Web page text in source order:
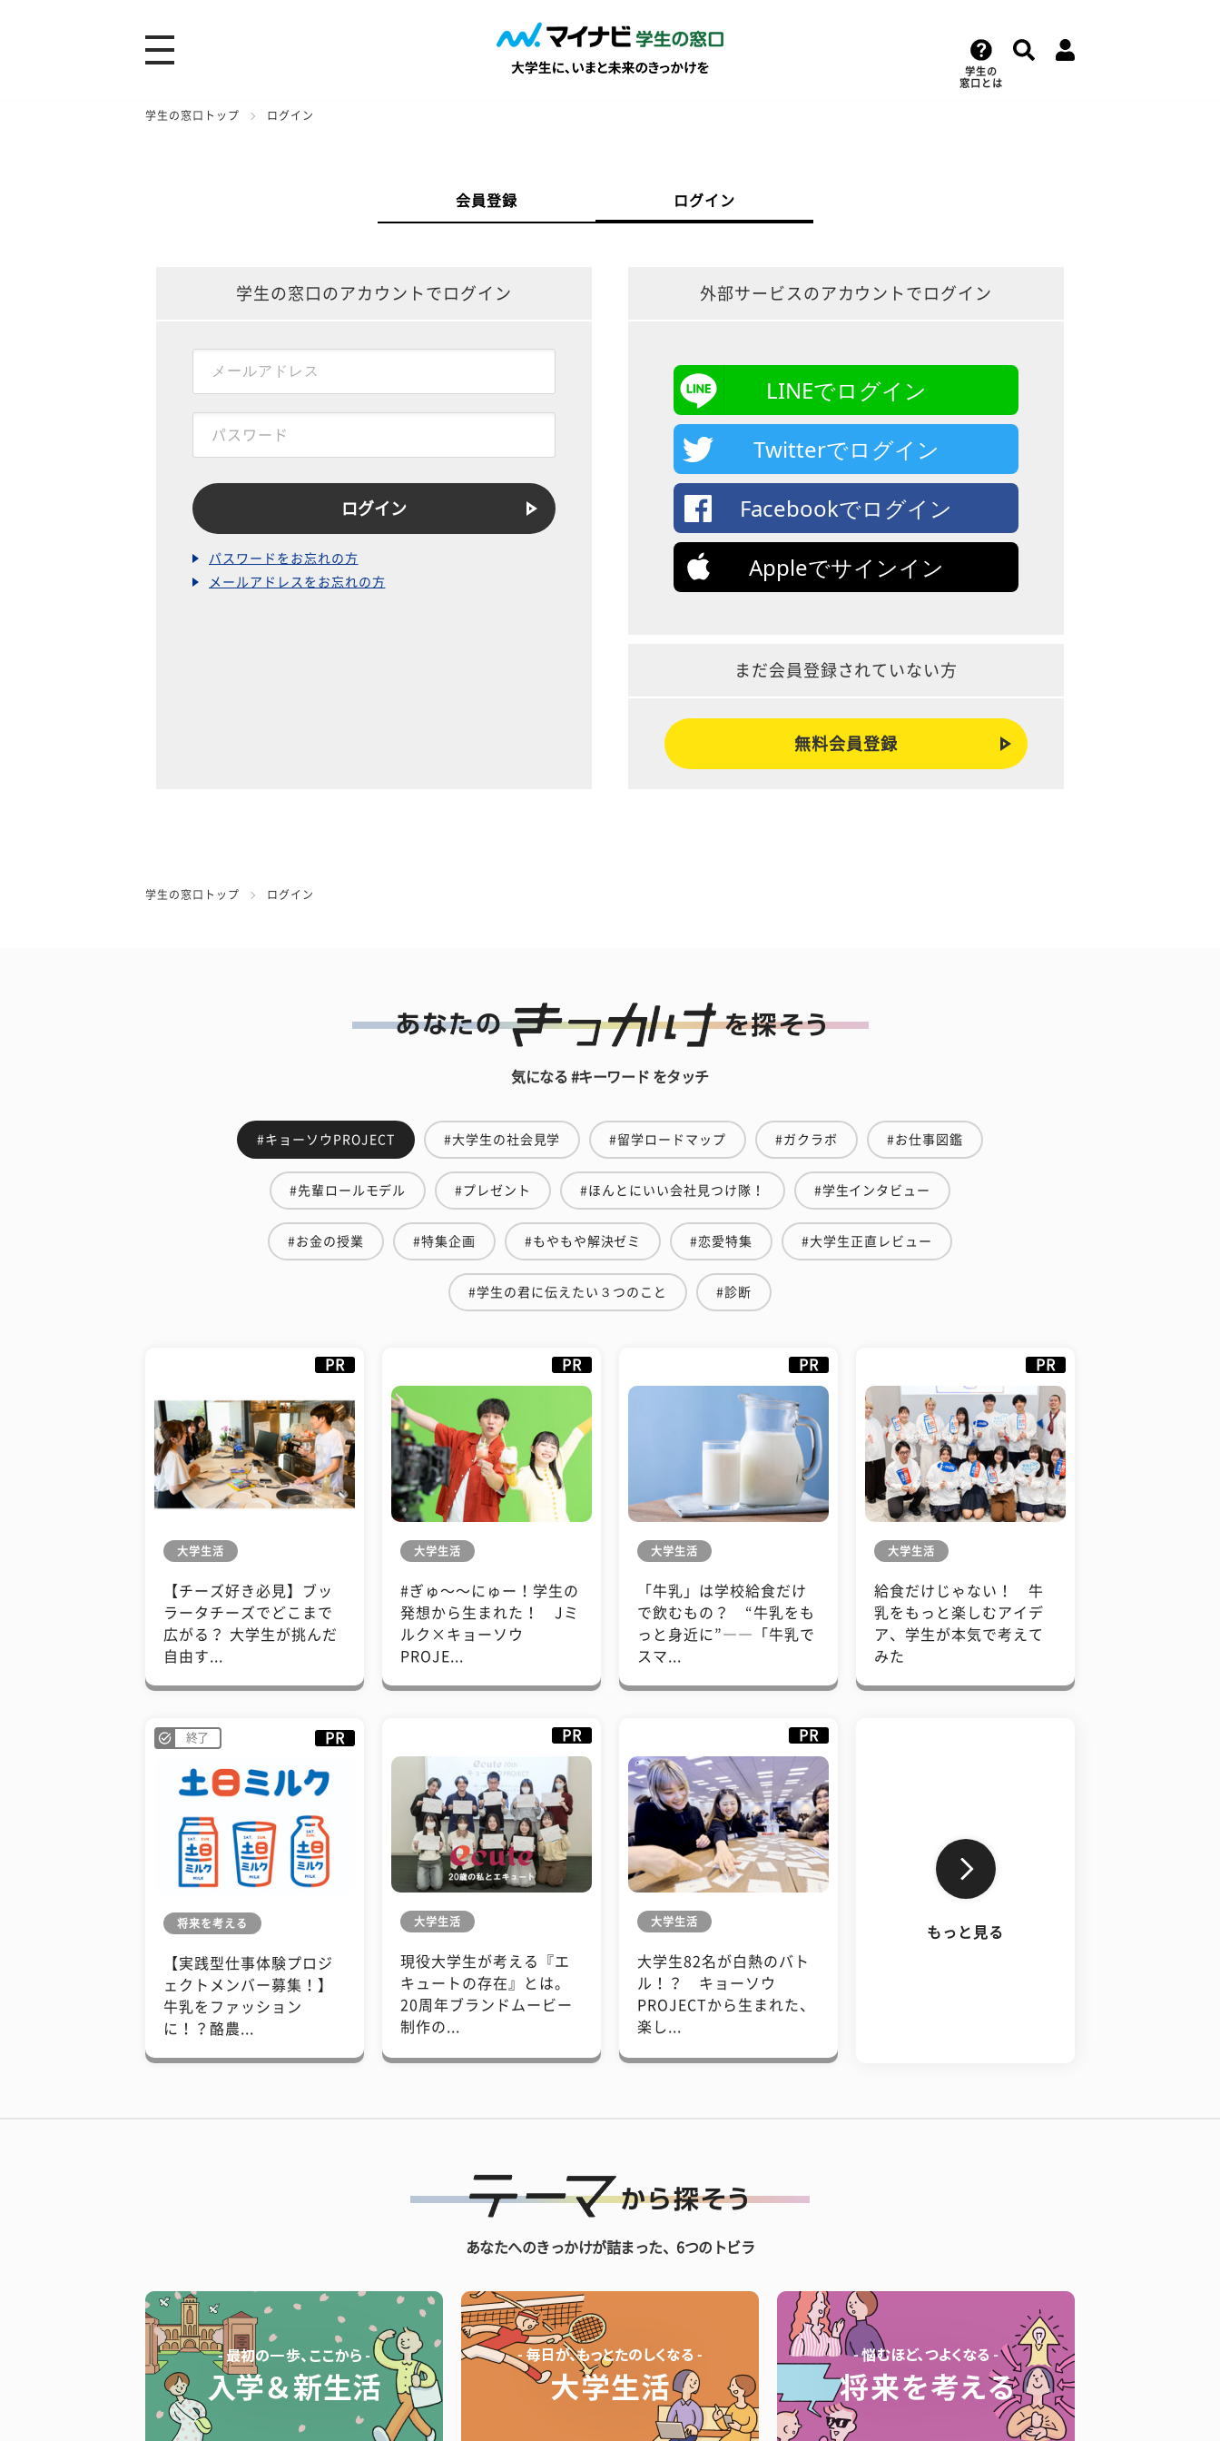
学生の
窓口とは
学生の窓口トップ ログイン
会員登録 ログイン
学生の窓口のアカウントでログイン
パスワードをお忘れの方
メールアドレスをお忘れの方
外部サービスのアカウントでログイン
LINEでログイン
Twitterでログイン
Facebookでログイン
Appleでサインイン
まだ会員登録されていない方
無料会員登録
学生の窓口トップ ログイン
気になる #キーワード をタッチ
#キョーソウPROJECT #大学生の社会見学 #留学ロードマップ #ガクラボ #お仕事図鑑
#先輩ロールモデル #プレゼント #ほんとにいい会社見つけ隊！ #学生インタビュー
#お金の授業 #特集企画 #もやもや解決ゼミ #恋愛特集 #大学生正直レビュー
#学生の君に伝えたい３つのこと #診断
PR
大学生活
【チーズ好き必見】ブッ
ラータチーズでどこまで
広がる？ 大学生が挑んだ
自由す...
PR
大学生活
#ぎゅ〜〜にゅー！学生の
発想から生まれた！ Jミ
ルク×キョーソウ
PROJE...
PR
大学生活
「牛乳」は学校給食だけ
で飲むもの？ “牛乳をも
っと身近に”――「牛乳で
スマ...
PR
大学生活
給食だけじゃない！ 牛
乳をもっと楽しむアイデ
ア、学生が本気で考えて
みた
終了 PR
将来を考える
【実践型仕事体験プロジ
ェクトメンバー募集！】
牛乳をファッション
に！？酪農...
PR
大学生活
現役大学生が考える『エ
キュートの存在』とは。
20周年ブランドムービー
制作の...
PR
大学生活
大学生82名が白熱のバト
ル！？ キョーソウ
PROJECTから生まれた、
楽し...
もっと見る
あなたへのきっかけが詰まった、6つのトビラ